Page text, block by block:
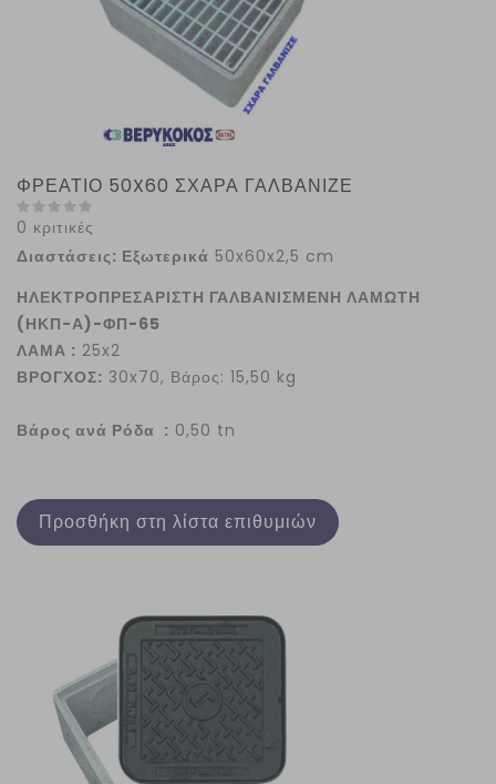
ΦΡΕΑΤΙΟ 50X60 ΣΧΑΡΑ ΓΑΛΒΑΝΙΖΕ
0 κριτικές
Διαστάσεις: Εξωτερικά 50x60x2,5 cm
ΗΛΕΚΤΡΟΠΡΕΣΑΡΙΣΤΗ ΓΑΛΒΑΝΙΣΜΕΝΗ ΛΑΜΩΤΗ
(ΗΚΠ-Α)-ΦΠ-65
ΛΑΜΑ : 25x2
ΒΡΟΓΧΟΣ: 30x70, Βάρος: 15,50 kg
Βάρος ανά Ρόδα : 0,50 tn
Προσθήκη στη λίστα επιθυμιών